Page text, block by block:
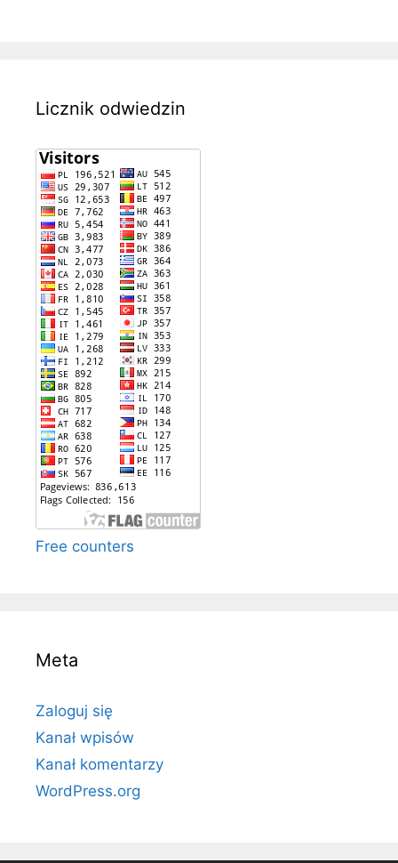
Licznik odwiedzin
Free counters
Meta
Zaloguj się
Kanał wpisów
Kanał komentarzy
WordPress.org